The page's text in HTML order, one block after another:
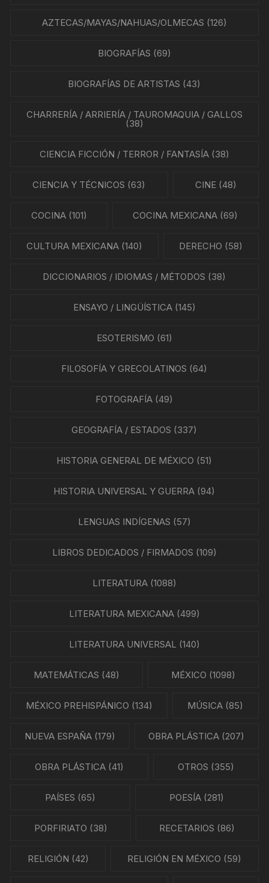
AZTECAS/MAYAS/NAHUAS/OLMECAS (126)
BIOGRAFÍAS (69)
BIOGRAFÍAS DE ARTISTAS (43)
CHARRERÍA / ARRIERÍA / TAUROMAQUIA / GALLOS
(38)
CIENCIA FICCIÓN / TERROR / FANTASÍA(38)
CIENCIA Y TÉCNICOS (63) CINE(48)
COCINA(101) COCINA MEXICANA (69)
CULTURA MEXICANA(140) DERECHO (58)
DICCIONARIOS / IDIOMAS / MÉTODOS (38)
ENSAYO / LINGÜÍSTICA(145)
ESOTERISMO (61)
FILOSOFÍA Y GRECOLATINOS (64)
FOTOGRAFÍA (49)
GEOGRAFÍA / ESTADOS (337)
HISTORIA GENERAL DE MÉXICO (51)
HISTORIA UNIVERSAL Y GUERRA (94)
LENGUAS INDÍGENAS (57)
LIBROS DEDICADOS / FIRMADOS (109)
LITERATURA(1088)
LITERATURA MEXICANA(499)
LITERATURA UNIVERSAL (140)
MATEMÁTICAS (48) MÉXICO (1098)
MÉXICO PREHISPÁNICO (134) MÚSICA (85)
NUEVA ESPAÑA(179) OBRA PLÁSTICA (207)
OBRA PLÁSTICA (41) OTROS (355)
PAÍSES (65) POESÍA (281)
PORFIRIATO (38) RECETARIOS (86)
RELIGIÓN (42) RELIGIÓN EN MÉXICO (59)